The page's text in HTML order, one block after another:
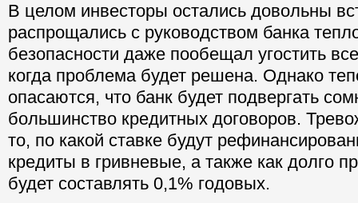
В целом инвесторы остались довольны
распрощались с руководством банка
безопасности даже пообещал угостить
когда проблема будет решена. Однако
опасаются, что банк будет подвергать
большинство кредитных договоров.
то, по какой ставке будут
кредиты в гривневые, а также как долго
будет составлять 0,1% годовых.